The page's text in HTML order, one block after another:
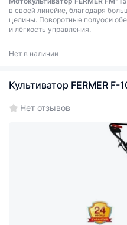
в своей линейке, благодаря
целины. Поворотные полуоси
и лёгкость управления.
Нет в наличии
Культиватор FERMER
Нет отзывов